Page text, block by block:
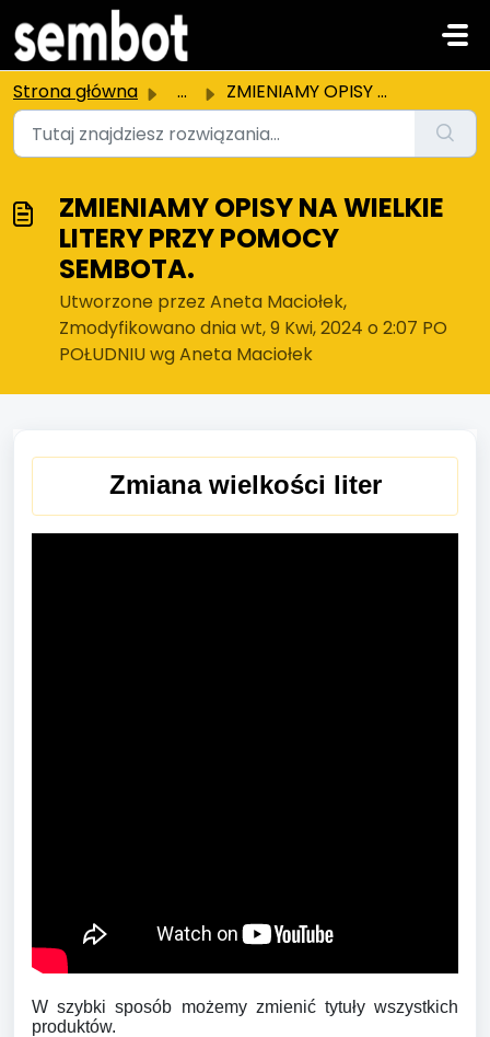
Przejdź do głównej treści
Strona główna ... ZMIENIAMY OPISY NA WIELKIE LITERY PRZY POMOCY SEMBOTA.
ZMIENIAMY OPISY NA WIELKIE
LITERY PRZY POMOCY
SEMBOTA.
Utworzone przez Aneta Maciołek,
Zmodyfikowano dnia wt, 9 Kwi, 2024 o 2:07 PO
POŁUDNIU wg Aneta Maciołek
Zmiana wielkości liter
W szybki sposób możemy zmienić tytuły wszystkich
produktów.